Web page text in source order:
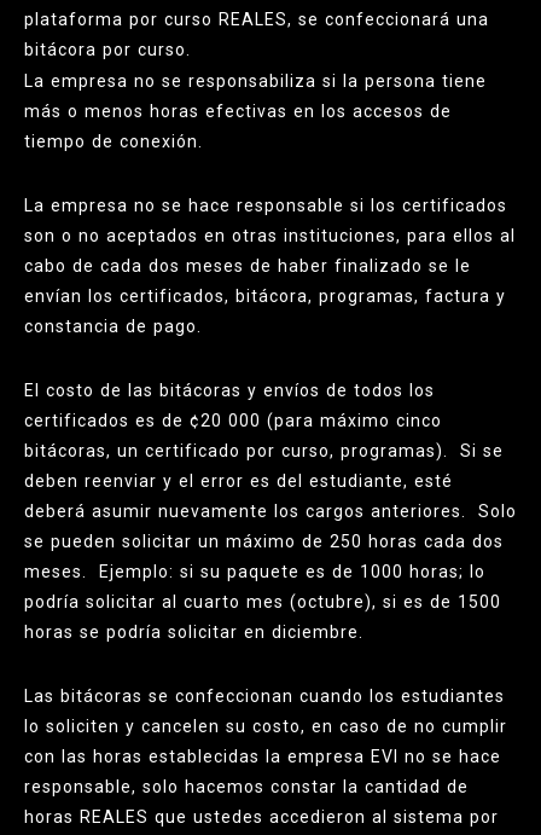
plataforma por curso REALES, se confeccionará una
bitácora por curso.
La empresa no se responsabiliza si la persona tiene
más o menos horas efectivas en los accesos de
tiempo de conexión.
La empresa no se hace responsable si los certificados
son o no aceptados en otras instituciones, para ellos al
cabo de cada dos meses de haber finalizado se le
envían los certificados, bitácora, programas, factura y
constancia de pago.
El costo de las bitácoras y envíos de todos los
certificados es de ¢20 000 (para máximo cinco
bitácoras, un certificado por curso, programas). Si se
deben reenviar y el error es del estudiante, esté
deberá asumir nuevamente los cargos anteriores. Solo
se pueden solicitar un máximo de 250 horas cada dos
meses. Ejemplo: si su paquete es de 1000 horas; lo
podría solicitar al cuarto mes (octubre), si es de 1500
horas se podría solicitar en diciembre.
Las bitácoras se confeccionan cuando los estudiantes
lo soliciten y cancelen su costo, en caso de no cumplir
con las horas establecidas la empresa EVI no se hace
responsable, solo hacemos constar la cantidad de
horas REALES que ustedes accedieron al sistema por